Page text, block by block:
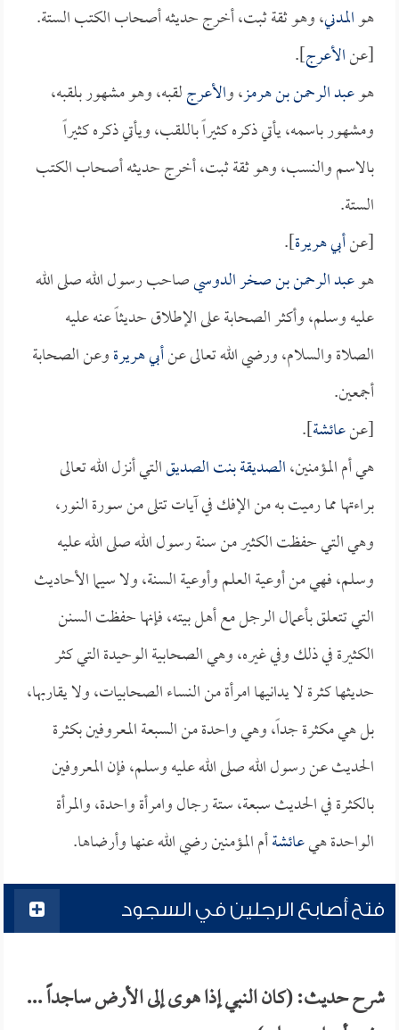
هوالمدني، وهو ثقة ثبت، أخرج حديثه أصحاب الكتب الستة.
[عنالأعرج].
هوعبد الرحمن بن هرمز، والأعرجلقبه، وهو مشهور بلقبه،
ومشهور باسمه، يأتي ذكره كثيراً باللقب، ويأتي ذكره كثيراً
بالاسم والنسب، وهو ثقة ثبت، أخرج حديثه أصحاب الكتب
الستة.
[عنأبي هريرة].
هوعبد الرحمن بن صخر الدوسيصاحب رسول الله صلى الله
عليه وسلم، وأكثر الصحابة على الإطلاق حديثاً عنه عليه
الصلاة والسلام، ورضي الله تعالى عنأبي هريرةوعن الصحابة
أجمعين.
[عنعائشة].
هي أم المؤمنين،الصديقة بنت الصديقالتي أنزل الله تعالى
براءتها مما رميت به من الإفك في آيات تتلى من سورة النور،
وهي التي حفظت الكثير من سنة رسول الله صلى الله عليه
وسلم، فهي من أوعية العلم وأوعية السنة، ولا سيما الأحاديث
التي تتعلق بأعمال الرجل مع أهل بيته، فإنها حفظت السنن
الكثيرة في ذلك وفي غيره، وهي الصحابية الوحيدة التي كثر
حديثها كثرة لا يدانيها امرأة من النساء الصحابيات، ولا يقاربها،
بل هي مكثرة جداً، وهي واحدة من السبعة المعروفين بكثرة
الحديث عن رسول الله صلى الله عليه وسلم، فإن المعروفين
بالكثرة في الحديث سبعة، ستة رجال وامرأة واحدة، والمرأة
الواحدة هيعائشةأم المؤمنين رضي الله عنها وأرضاها.
فتح أصابع الرجلين في السجود
شرح حديث: (كان النبي إذا هوى إلى الأرض ساجداً ...